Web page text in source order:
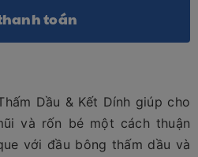
toán
Dầu & Kết Dính giúp cho
và rốn bé một cách thuận
với đầu bông thấm dầu và